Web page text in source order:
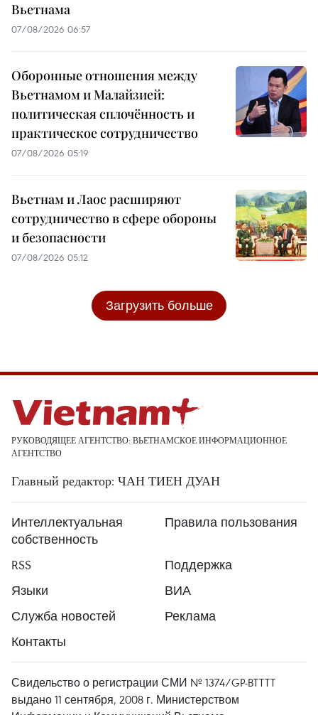
Вьетнама
07/08/2026 06:57
Оборонные отношения между
Вьетнамом и Малайзией:
политическая сплочённость и
практическое сотрудничество
07/08/2026 05:19
Вьетнам и Лаос расширяют
сотрудничество в сфере обороны
и безопасности
07/08/2026 05:12
Загрузить больше
РУКОВОДЯЩЕЕ АГЕНТСТВО: ВЬЕТНАМСКОЕ ИНФОРМАЦИОННОЕ
АГЕНТСТВО
Главный редактор: ЧАН ТИЕН ДУАН
Интеллектуальная
собственность
Правила пользования
RSS
Поддержка
Языки
ВИА
Служба новостей
Реклама
Контакты
Свидельство о регистрации СМИ № 1374/GP-BTTTT
выдано 11 сентября, 2008 г. Министерством